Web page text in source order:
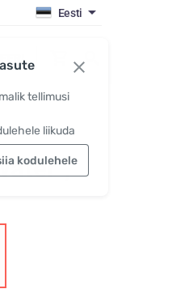
tellimusi
liikuda
kodulehele
Eesti